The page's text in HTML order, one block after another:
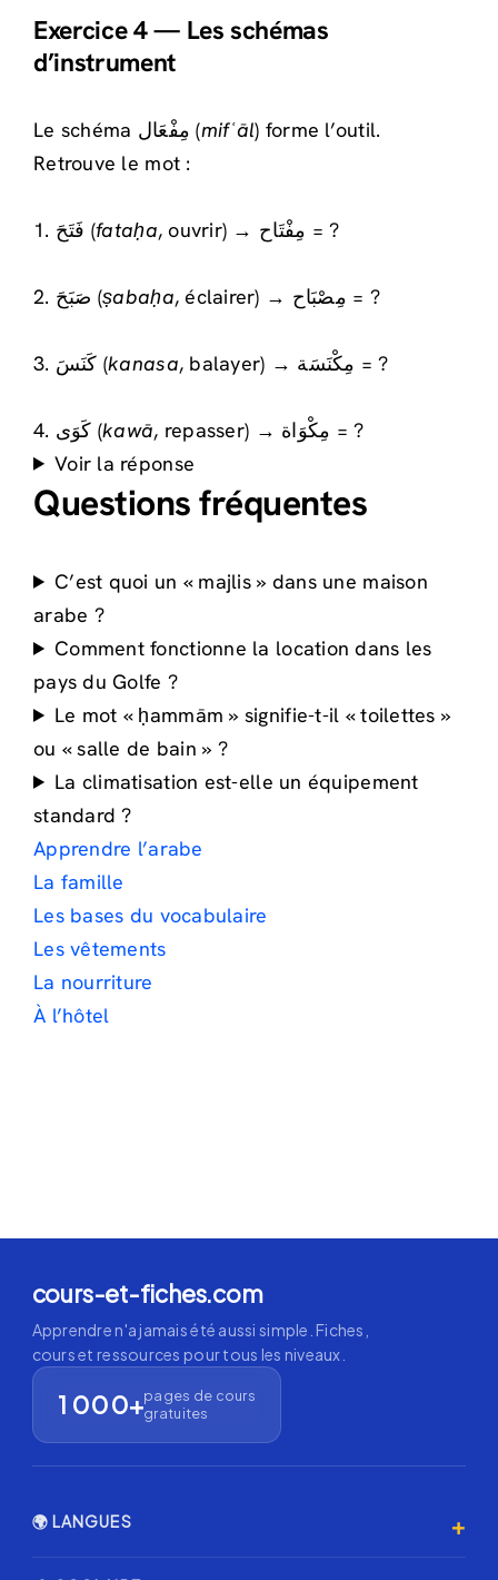
Exercice 4 — Les schémas
d’instrument
Le schéma مِفْعَال (mifʿāl) forme l’outil.
Retrouve le mot :
1. فَتَحَ (fataḥa , ouvrir) → مِفْتَاح = ?
2. صَبَحَ (ṣabaḥa , éclairer) → مِصْبَاح = ?
3. كَنَسَ (kanasa , balayer) → مِكْنَسَة = ?
4. كَوَى (kawā
, repasser) → مِكْوَاة = ?
Voir la réponse
Questions fréquentes
C’est quoi un « majlis » dans une maison
arabe ?
Comment fonctionne la location dans les
pays du Golfe ?
Le mot « ḥammām » signifie-t-il « toilettes »
ou « salle de bain » ?
La climatisation est-elle un équipement
standard ?
Apprendre l’arabe
La famille
Les bases du vocabulaire
Les vêtements
La nourriture
À l’hôtel
cours-et-fiches.com
Apprendre n'a jamais été aussi simple. Fiches,
cours et ressources pour tous les niveaux.
1 000+pages de cours
gratuites
🌍 LANGUES +
Anglais 🇬🇧